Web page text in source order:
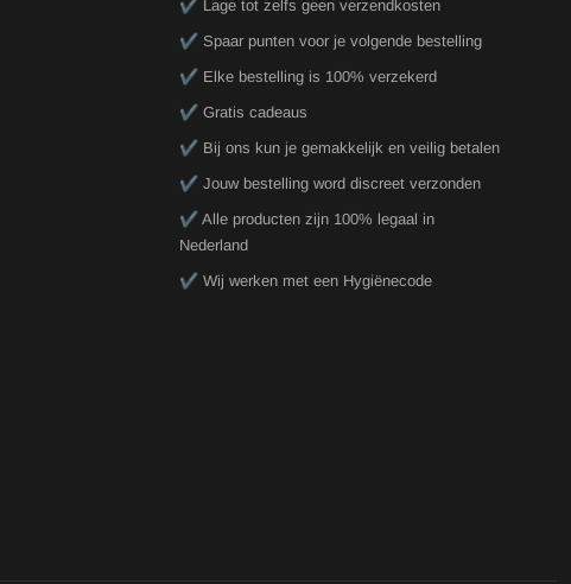
✔️ Lage tot zelfs geen verzendkosten
✔️ Spaar punten voor je volgende bestelling
✔️ Elke bestelling is 100% verzekerd
✔️ Gratis cadeaus
✔️ Bij ons kun je gemakkelijk en veilig betalen
✔️ Jouw bestelling word discreet verzonden
✔️ Alle producten zijn 100% legaal in
Nederland
✔️ Wij werken met een Hygiënecode